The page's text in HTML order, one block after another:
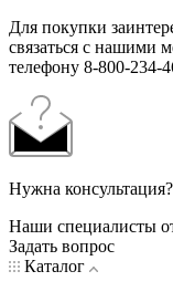
Для покупки
связаться с нашими
телефону 8-800-234-
Нужна консультация?
Наши специалисты
Задать вопрос
Каталог